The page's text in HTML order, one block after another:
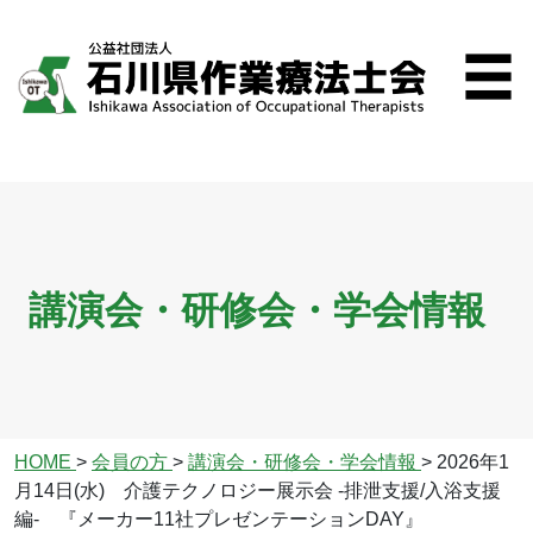
講演会・研修会・学会情報
HOME > 会員の方 > 講演会・研修会・学会情報 > 2026年1
月14日(水) 介護テクノロジー展示会 ‐排泄支援/入浴支援
編- 『メーカー11社プレゼンテーションDAY』